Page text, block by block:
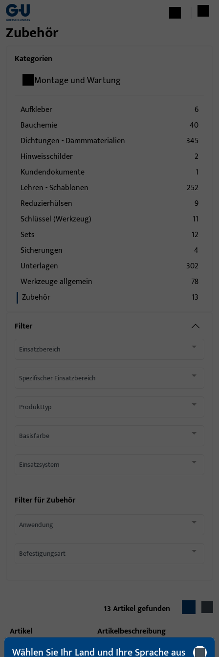
Zubehör
Kategorien
Montage und Wartung
Aufkleber
6
Bauchemie
40
Dichtungen - Dämmmaterialien
345
Hinweisschilder
2
Kundendokumente
1
Lehren - Schablonen
252
Reduzierhülsen
9
Schlüssel (Werkzeug)
11
Sets
12
Sicherungen
4
Unterlagen
302
Werkzeuge allgemein
78
Zubehör
13
Filter
Einsatzbereich
Spezifischer Einsatzbereich
Produkttyp
Basisfarbe
Einsatzsystem
Filter fürZubehör
Anwendung
Befestigungsart
13Artikel gefunden
Artikel
Artikelbeschreibung
Wählen Sie Ihr Land und Ihre Sprache aus